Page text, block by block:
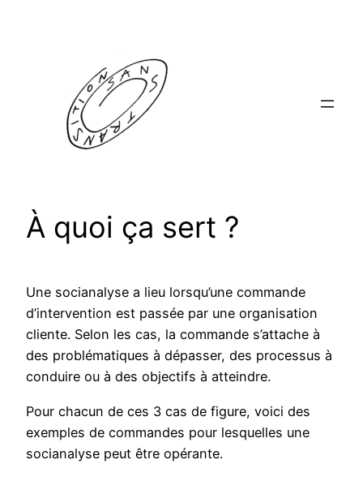
À quoi ça sert ?
Une socianalyse a lieu lorsqu’une commande
d’intervention est passée par une organisation
cliente. Selon les cas, la commande s’attache à
des problématiques à dépasser, des processus à
conduire ou à des objectifs à atteindre.
Pour chacun de ces 3 cas de figure, voici des
exemples de commandes pour lesquelles une
socianalyse peut être opérante.